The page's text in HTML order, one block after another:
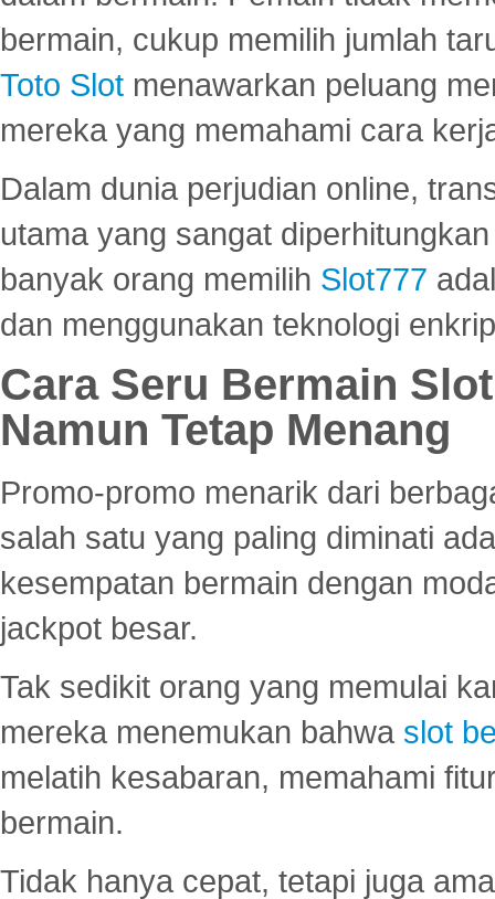
bermain, cukup memilih jumlah
Toto Slot menawarkan peluang
mereka yang memahami cara
Dalam dunia perjudian online,
utama yang sangat
banyak orang memilih Slot777
dan menggunakan teknologi
Cara Seru Bermain
Namun Tetap Menang
Promo-promo menarik dari
salah satu yang paling diminati
kesempatan bermain dengan
jackpot besar.
Tak sedikit orang yang memulai
mereka menemukan bahwa slot
melatih kesabaran, memahami
bermain.
Tidak hanya cepat, tetapi juga